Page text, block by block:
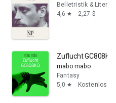
Belletristik & Literatur
4,6 star 2,27 $
Zuflucht GC808KQ
mabo mabo
Fantasy
5,0 star Kostenlos